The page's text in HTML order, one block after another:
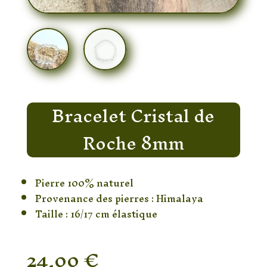
Bracelet Cristal de
Roche 8mm
Pierre 100% naturel
Provenance des pierres : Himalaya
Taille : 16/17 cm élastique